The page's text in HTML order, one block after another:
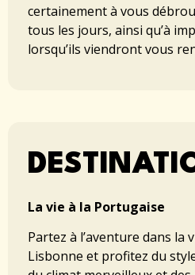
certainement à vous
tous les jours, ainsi qu’à
lorsqu’ils viendront vous
La vie à la Portugaise
Partez à l’aventure dans la
Lisbonne et profitez du